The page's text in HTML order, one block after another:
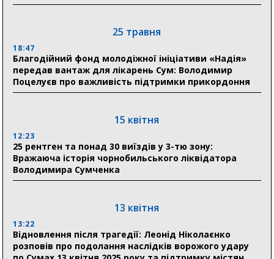
18:33
Олексій Романько долучився до обговорення Плану
стійкості Сумщини з Прем’єр-міністром
18:11
отримали 12 потужних станцій для Пунктів обігріву
29 липня
18:13
Лікарня Святого Пантелеймона отримала нову
28 липня
19:07
25 травня
18:47
Благодійний фонд молодіжної ініціативи «Надія»
передав вантаж для лікарень Сум: Володимир
Поцелуєв про важливість підтримки прикордоння
15 квітня
12:23
25 рентген та понад 30 виїздів у 3-тю зону:
Вражаюча історія чорнобильського ліквідатора
Володимира Сумченка
13 квітня
13:22
Відновлення після трагедії: Леонід Ніколаєнко
розповів про подолання наслідків ворожого удару